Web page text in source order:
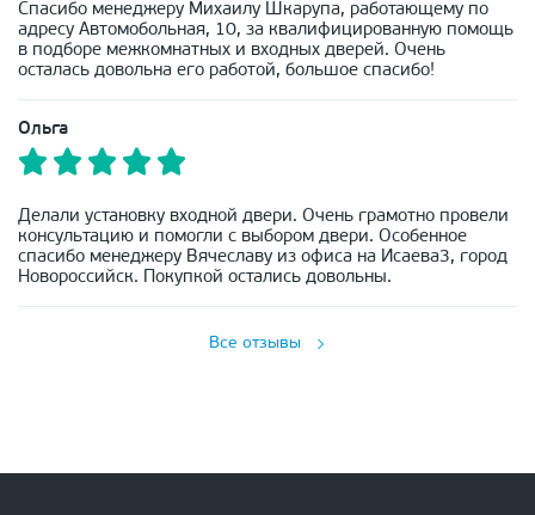
Спасибо менеджеру Михаилу Шкарупа, работающему по
адресу Автомобольная, 10, за квалифицированную помощь
в подборе межкомнатных и входных дверей. Очень
осталась довольна его работой, большое спасибо!
Ольга
Делали установку входной двери. Очень грамотно провели
консультацию и помогли с выбором двери. Особенное
спасибо менеджеру Вячеславу из офиса на Исаева3, город
Новороссийск. Покупкой остались довольны.
Все отзывы